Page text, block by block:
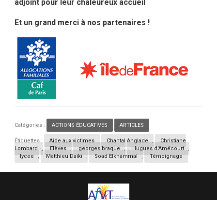
adjoint pour leur chaleureux accueil
Et un grand merci à nos partenaires !
Catégories : ACTIONS ÉDUCATIVES ARTICLES
Étiquettes : Aide aux victimes , Chantal Anglade ,
Christiane
Lombard
, Elèves , georges braque , Hugues d'Amécourt
,
lycee
, Matthieu Daiki , Soad Elkhammal , Témoignage